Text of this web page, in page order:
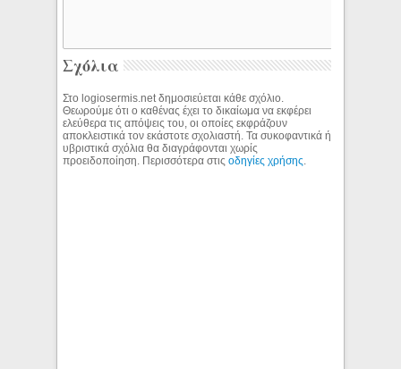
Σχόλια
Στο logiosermis.net δημοσιεύεται κάθε σχόλιο.
Θεωρούμε ότι ο καθένας έχει το δικαίωμα να εκφέρει
ελεύθερα τις απόψεις του, οι οποίες εκφράζουν
αποκλειστικά τον εκάστοτε σχολιαστή. Τα συκοφαντικά ή
υβριστικά σχόλια θα διαγράφονται χωρίς
προειδοποίηση. Περισσότερα στιςοδηγίες χρήσης